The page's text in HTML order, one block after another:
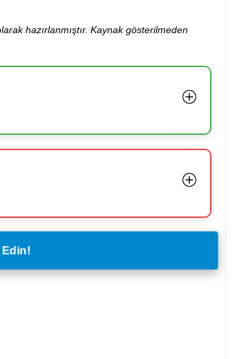
hazırlanmıştır. Kaynak gösterilmeden
Edin!